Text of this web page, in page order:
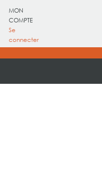
MON
COMPTE
Se
connecter